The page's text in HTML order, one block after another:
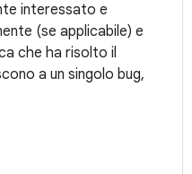
interessato e
(se applicabile) e
che ha risolto il
a un singolo bug,